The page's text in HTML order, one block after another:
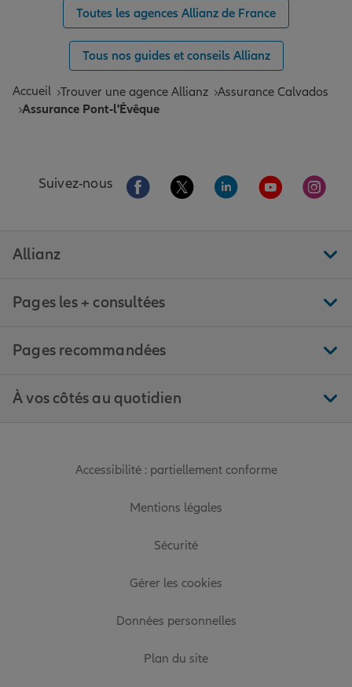
Toutes les agences Allianz de France
Tous nos guides et conseils Allianz
Accueil Trouver une agence Allianz Assurance Calvados
Assurance Pont-l'Évêque
Suivez-nous Aller sur la page Facebook de Allianz
Aller sur la page Twitter de
Aller sur la page
Aller sur la
Aller
Allianz
Pages les + consultées
Pages recommandées
À vos côtés au quotidien
Accessibilité : partiellement conforme
Mentions légales
Sécurité
Gérer les cookies
Données personnelles
Plan du site